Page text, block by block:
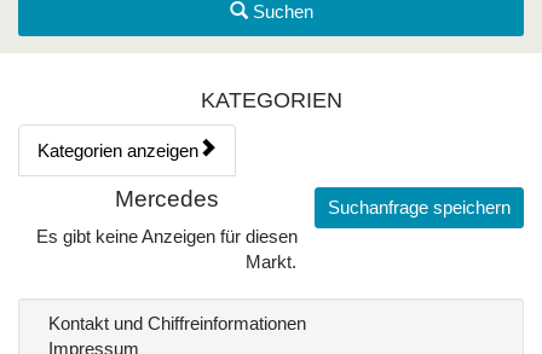
Suchen
Kategorien & Anzeigen
KATEGORIEN
Kategorien anzeigen
Bedienhinweis: Navigieren Sie mit Tab (Shift+Tab zurück).
Rubrik:
Mercedes
Suchanfrage speichern
Es gibt keine Anzeigen für diesen
Markt.
Kontakt und Chiffreinformationen
Impressum